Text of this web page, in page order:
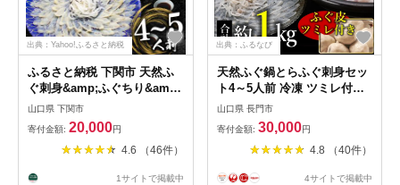
出典：Yahoo!ふるさと納税
ふるさと納税 下関市 天然ふ
ぐ刺身&amp;ふぐちり&amp;
唐揚げセット 冷凍 まふぐ刺
し身 ふぐ鍋 BV017
山口県 下関市
寄付金額: 20,000円
4.6 （46件）
1サイトで掲載中
出典：ふるなび
天然ふぐ鍋とらふぐ刺身セッ
ト4～5人前 冷凍 ツミレ付き
【山口県 ふぐ ふぐ刺し ふぐ
ちり ふぐ鍋 ひれ酒 人気 国産
とらふぐ 宴会 板前 ポン酢 薬
味 家族 配送日指定可能 日時
山口県 長門市
寄付金額: 30,000円
4.8 （40件）
4サイトで掲載中